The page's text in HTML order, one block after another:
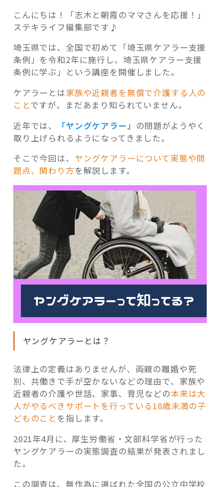
これからの暮らし 住み替え相談
記事検索
こんにちは！「志木と朝霞のママさんを応援！」
ステキライフ編集部です♪
埼玉県では、全国で初めて「埼玉県ケアラー支援
条例」を令和2年に施行し、埼玉県ケアラー支援
条例に学ぶ」という講座を開催しました。
ケアラーとは家族や近親者を無償で介護する人の
ことですが、まだあまり知られていません。
近年では、
「ヤングケアラー」 の問題がようやく
取り上げられるようになってきました。
そこで今回は、 ヤングケアラーについて実態や問
題点、関わり方を解説します。
ヤングケアラーとは？
法律上の定義はありませんが、両親の離婚や死
別、共働きで手が空かないなどの理由で、家族や
近親者の介護や世話、家事、育児などの本来は大
人がやるべきサポートを行っている18歳未満の子
どものこと を指します。
2021年4月に、厚生労働省・文部科学省が行った
ヤングケアラーの実態調査の結果が発表されまし
た。
この調査は、無作為に選ばれた全国の公立中学校